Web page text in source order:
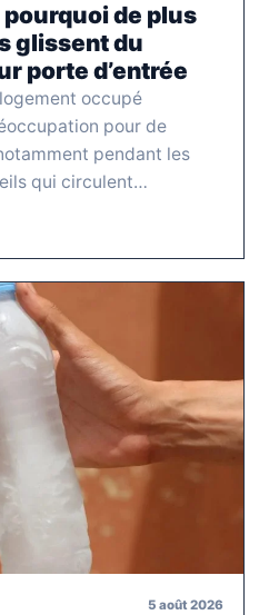
de plus
glissent du
porte d’entrée
occupé
pour de
pendant les
qui circulent…
5 août 2026